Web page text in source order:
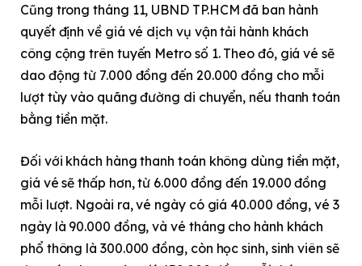
Cũng trong tháng 11, UBND TP.HCM đã ban hành
quyết định về giá vé dịch vụ vận tải hành khách
công cộng trên tuyến Metro số 1. Theo đó, giá vé sẽ
dao động từ 7.000 đồng đến 20.000 đồng cho mỗi
lượt tùy vào quãng đường di chuyển, nếu thanh toán
bằng tiền mặt.
Đối với khách hàng thanh toán không dùng tiền mặt,
giá vé sẽ thấp hơn, từ 6.000 đồng đến 19.000 đồng
mỗi lượt. Ngoài ra, vé ngày có giá 40.000 đồng, vé 3
ngày là 90.000 đồng, và vé tháng cho hành khách
phổ thông là 300.000 đồng, còn học sinh, sinh viên sẽ